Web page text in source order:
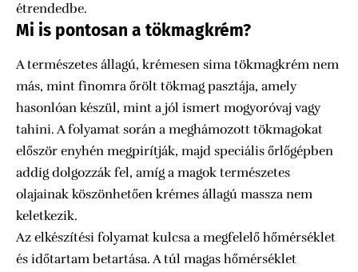
étrendedbe.
Mi is pontosan a tökmagkrém?
A természetes állagú, krémesen sima tökmagkrém nem
más, mint finomra őrölt tökmag pasztája, amely
hasonlóan készül, mint a jól ismert mogyoróvaj vagy
tahini. A folyamat során a meghámozott tökmagokat
először enyhén megpirítják, majd speciális őrlőgépben
addig dolgozzák fel, amíg a magok természetes
olajainak köszönhetően krémes állagú massza nem
keletkezik.
Az elkészítési folyamat kulcsa a megfelelő hőmérséklet
és időtartam betartása. A túl magas hőmérséklet